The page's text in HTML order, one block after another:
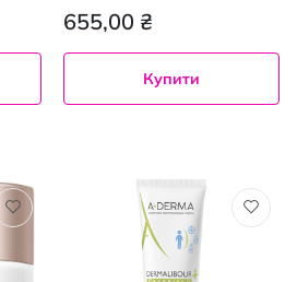
655,00 ₴
Купити